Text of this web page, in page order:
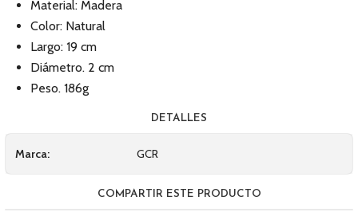
Material: Madera
Color: Natural
Largo: 19 cm
Diámetro. 2 cm
Peso. 186g
DETALLES
Marca: GCR
COMPARTIR ESTE PRODUCTO